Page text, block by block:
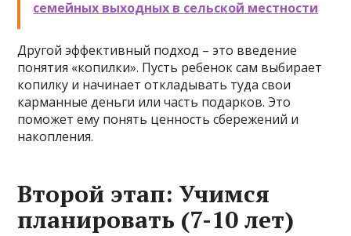
семейных выходных в сельской местности
Другой эффективный подход – это введение
понятия «копилки». Пусть ребенок сам выбирает
копилку и начинает откладывать туда свои
карманные деньги или часть подарков. Это
поможет ему понять ценность сбережений и
накопления.
Второй этап: Учимся
планировать (7-10 лет)